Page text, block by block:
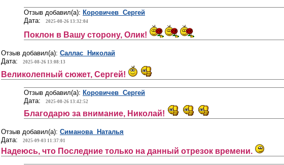
Отзыв добавил(а): Коровичев Сергей
Дата:
2025-08-26 13:32:04
Поклон в Вашу сторону, Олик!
Отзыв добавил(а): Саллас Николай
Дата:
2025-08-26 13:08:13
Великолепный сюжет, Сергей!
Отзыв добавил(а): Коровичев Сергей
Дата:
2025-08-26 13:42:52
Благодарю за внимание, Николай!
Отзыв добавил(а): Симанова Наталья
Дата:
2025-09-03 11:37:01
Надеюсь, что Последние только на данный отрезок времени.